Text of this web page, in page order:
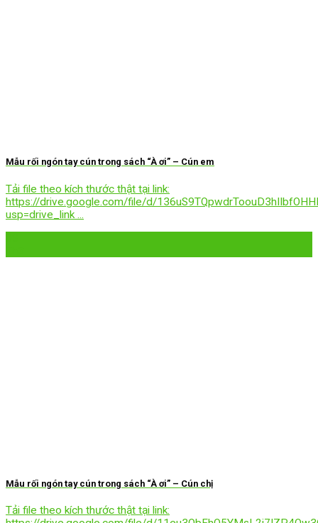
Mẫu rối ngón tay cún trong sách “À ơi” – Cún em
Tải file theo kích thước thật tại link:
https://drive.google.com/file/d/
usp=drive_link ...
Mẫu rối ngón tay cún trong sách “À ơi” – Cún chị
Tải file theo kích thước thật tại link: